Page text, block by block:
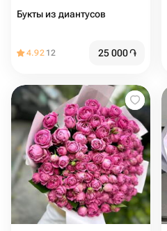
Букты из диантусов
4.92 12 25 000֏